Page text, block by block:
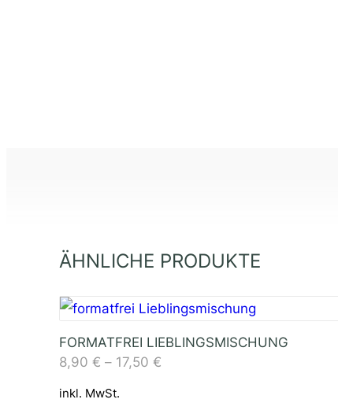
ÄHNLICHE PRODUKTE
FORMATFREI LIEBLINGSMISCHUNG
8,90€ – 17,50€
inkl. MwSt.